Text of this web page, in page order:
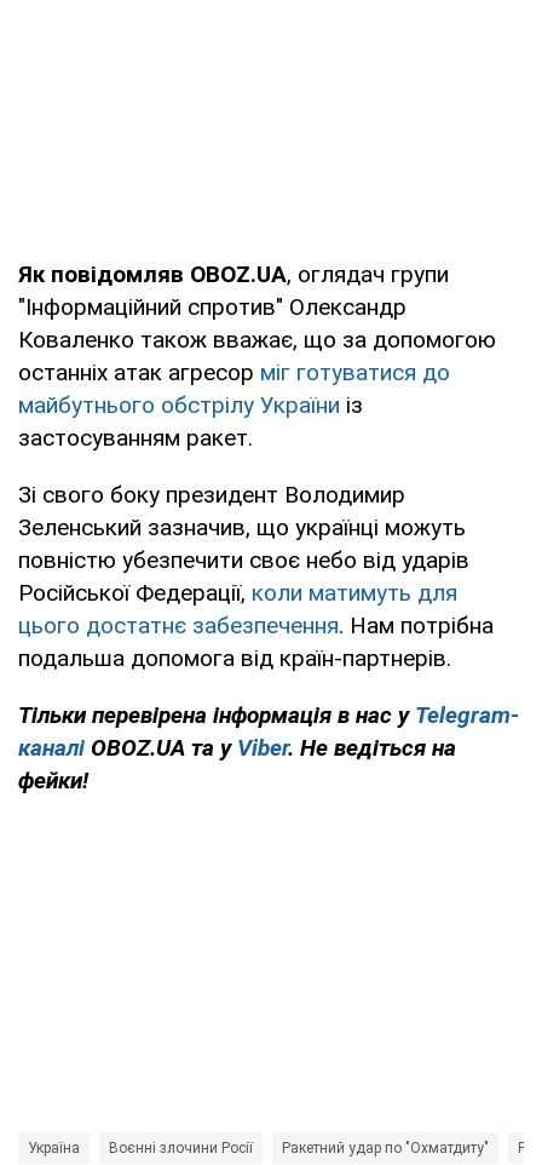
Як повідомляв OBOZ.UA, оглядач групи
"Інформаційний спротив" Олександр
Коваленко також вважає, що за допомогою
останніх атак агресор міг готуватися до
майбутнього обстрілу України із
застосуванням ракет.
Зі свого боку президент Володимир
Зеленський зазначив, що українці можуть
повністю убезпечити своє небо від ударів
Російської Федерації, коли матимуть для
цього достатнє забезпечення. Нам потрібна
подальша допомога від країн-партнерів.
Тільки перевірена інформація в нас у Telegram-
каналі OBOZ.UA та у Viber. Не ведіться на
фейки!
Україна Воєнні злочини Росії Ракетний удар по "Охматдиту"